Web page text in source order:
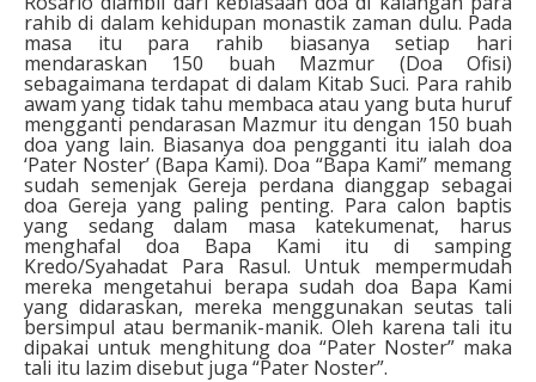
rahib di dalam kehidupan monastik zaman dulu. Pada
masa itu para rahib biasanya setiap hari
mendaraskan 150 buah Mazmur (Doa Ofisi)
sebagaimana terdapat di dalam Kitab Suci. Para rahib
awam yang tidak tahu membaca atau yang buta huruf
mengganti pendarasan Mazmur itu dengan 150 buah
doa yang lain. Biasanya doa pengganti itu ialah doa
‘Pater Noster’ (Bapa Kami). Doa “Bapa Kami” memang
sudah semenjak Gereja perdana dianggap sebagai
doa Gereja yang paling penting. Para calon baptis
yang sedang dalam masa katekumenat, harus
menghafal doa Bapa Kami itu di samping
Kredo/Syahadat Para Rasul. Untuk mempermudah
mereka mengetahui berapa sudah doa Bapa Kami
yang didaraskan, mereka menggunakan seutas tali
bersimpul atau bermanik-manik. Oleh karena tali itu
dipakai untuk menghitung doa “Pater Noster” maka
tali itu lazim disebut juga “Pater Noster”.